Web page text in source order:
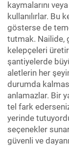
kaymalarını
kullanılırlar. Bu
gösterse de
tutmak. Nailide,
kelepçeleri
şantiyelerde
aletlerin her
durumda
anlamazlar. Bir
tel fark
yerinde
seçenekler
güvenli ve